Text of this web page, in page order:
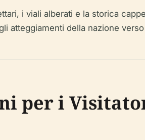
i viali alberati e la storica
atteggiamenti della nazione
per i